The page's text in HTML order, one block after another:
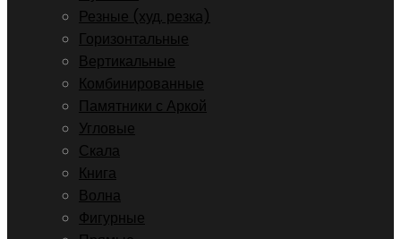
Резные (худ. резка)
Горизонтальные
Вертикальные
Комбинированные
Памятники с Аркой
Угловые
Скала
Книга
Волна
Фигурные